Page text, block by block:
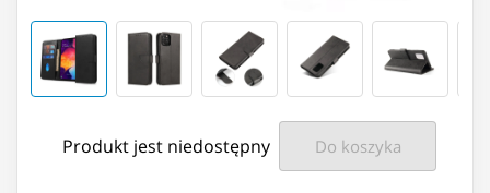
Produkt jest niedostępny Do koszyka